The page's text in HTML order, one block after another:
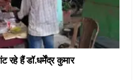
रहे हैं डॉ.धर्मेंद्र कुमार